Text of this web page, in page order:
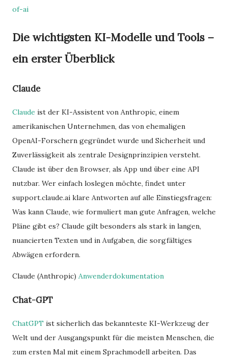
of-ai
Die wichtigsten KI-Modelle und Tools –
ein erster Überblick
Claude
Claude ist der KI-Assistent von Anthropic, einem
amerikanischen Unternehmen, das von ehemaligen
OpenAI-Forschern gegründet wurde und Sicherheit und
Zuverlässigkeit als zentrale Designprinzipien versteht.
Claude ist über den Browser, als App und über eine API
nutzbar. Wer einfach loslegen möchte, findet unter
support.claude.ai klare Antworten auf alle Einstiegsfragen:
Was kann Claude, wie formuliert man gute Anfragen, welche
Pläne gibt es? Claude gilt besonders als stark in langen,
nuancierten Texten und in Aufgaben, die sorgfältiges
Abwägen erfordern.
Claude (Anthropic) Anwenderdokumentation
Chat-GPT
ChatGPT ist sicherlich das bekannteste KI-Werkzeug der
Welt und der Ausgangspunkt für die meisten Menschen, die
zum ersten Mal mit einem Sprachmodell arbeiten. Das